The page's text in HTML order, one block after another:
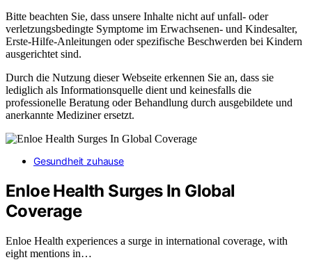
Bitte beachten Sie, dass unsere Inhalte nicht auf unfall- oder
verletzungsbedingte Symptome im Erwachsenen- und Kindesalter,
Erste-Hilfe-Anleitungen oder spezifische Beschwerden bei Kindern
ausgerichtet sind.
Durch die Nutzung dieser Webseite erkennen Sie an, dass sie
lediglich als Informationsquelle dient und keinesfalls die
professionelle Beratung oder Behandlung durch ausgebildete und
anerkannte Mediziner ersetzt.
Gesundheit zuhause
Enloe Health Surges In Global
Coverage
Enloe Health experiences a surge in international coverage, with
eight mentions in…